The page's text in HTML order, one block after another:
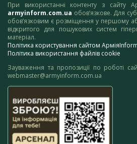
При використанні контенту з сайту
armyinform.com.ua обов’язкове. Для
обов’язковим є розміщення у першому
відкритого для пошукових систем
матеріал.
Політика користування сайтом
Політика використання файлів cookie
Зауваження та пропозиції по роботі
webmaster@armyinform.com.ua